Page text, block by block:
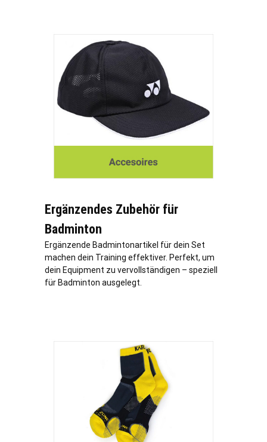
Ergänzendes Zubehör für
Badminton
Ergänzende Badmintonartikel für dein Set
machen dein Training effektiver. Perfekt, um
dein Equipment zu vervollständigen – speziell
für Badminton ausgelegt.